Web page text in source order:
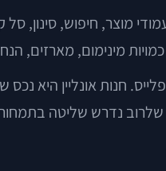
מוצר, חיפוש, סינון,
מינימום, מארזים,
חנות אונליין היא
נדרש שליטה